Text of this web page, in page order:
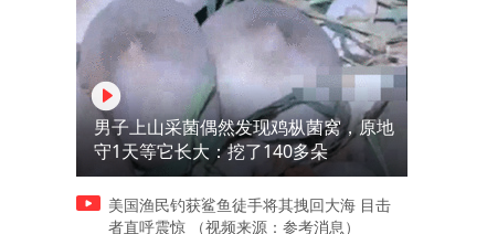
男子上山采菌偶然发现鸡枞菌窝，原地
守1天等它长大：挖了140多朵
美国渔民钓获鲨鱼徒手将其拽回大海 目击
者直呼震惊 （视频来源：参考消息）